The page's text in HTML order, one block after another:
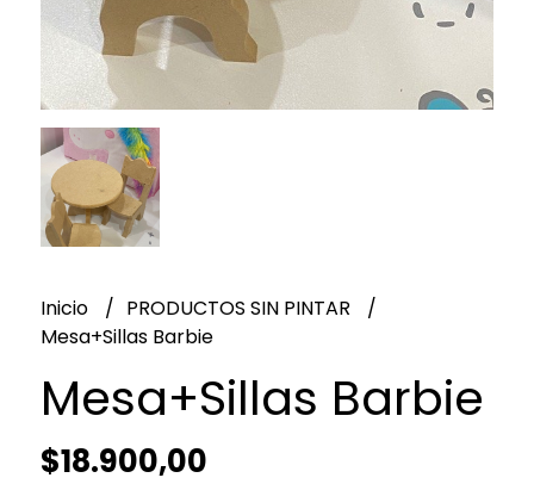
Inicio
PRODUCTOS SIN PINTAR
Mesa+Sillas Barbie
Mesa+Sillas Barbie
$18.900,00